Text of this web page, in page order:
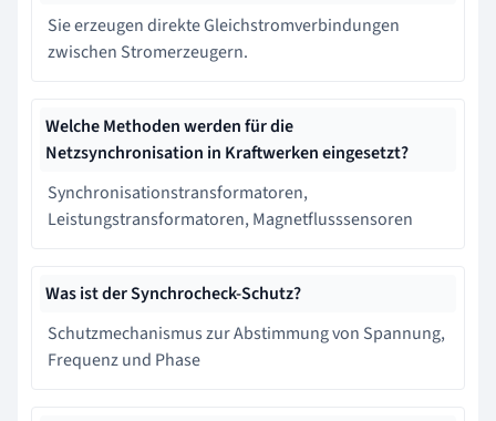
Sie erzeugen direkte Gleichstromverbindungen
zwischen Stromerzeugern.
Welche Methoden werden für die
Netzsynchronisation in Kraftwerken eingesetzt?
Synchronisationstransformatoren,
Leistungstransformatoren, Magnetflusssensoren
Was ist der Synchrocheck-Schutz?
Schutzmechanismus zur Abstimmung von Spannung,
Frequenz und Phase